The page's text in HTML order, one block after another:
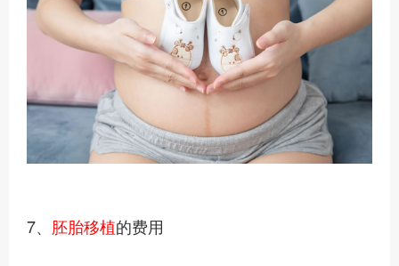
7、 胚胎移植的费用